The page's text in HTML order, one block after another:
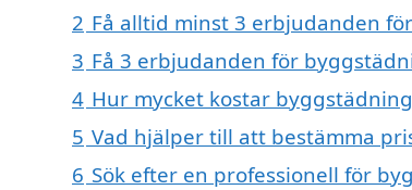
2 Få alltid minst 3 erbjudanden
3 Få 3 erbjudanden för
4 Hur mycket kostar
5 Vad hjälper till att bestämma
6 Sök efter en professionell för